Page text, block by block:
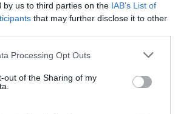
by us to third parties on the IAB’s List of
that may further disclose it to other
Processing Opt Outs
out of the Sharing of my
şi ca-n fiecare an
de bucurii să-aveţi parte!